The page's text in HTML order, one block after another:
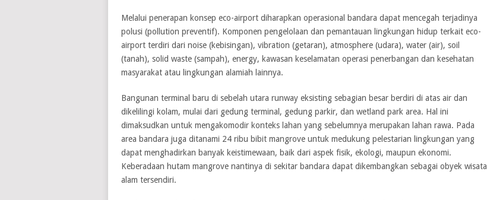
Melalui penerapan konsep eco-airport diharapkan operasional bandara dapat mencegah terjadinya
polusi (pollution preventif). Komponen pengelolaan dan pemantauan lingkungan hidup terkait eco-
airport terdiri dari noise (kebisingan), vibration (getaran), atmosphere (udara), water (air), soil
(tanah), solid waste (sampah), energy, kawasan keselamatan operasi penerbangan dan kesehatan
masyarakat atau lingkungan alamiah lainnya.
Bangunan terminal baru di sebelah utara runway eksisting sebagian besar berdiri di atas air dan
dikelilingi kolam, mulai dari gedung terminal, gedung parkir, dan wetland park area. Hal ini
dimaksudkan untuk mengakomodir konteks lahan yang sebelumnya merupakan lahan rawa. Pada
area bandara juga ditanami 24 ribu bibit mangrove untuk medukung pelestarian lingkungan yang
dapat menghadirkan banyak keistimewaan, baik dari aspek fisik, ekologi, maupun ekonomi.
Keberadaan hutam mangrove nantinya di sekitar bandara dapat dikembangkan sebagai obyek wisata
alam tersendiri.